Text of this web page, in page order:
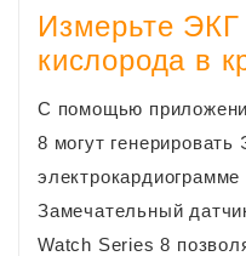
Измерьте ЭКГ
кислорода в
С помощью
8 могут
Замечательный
Watch Series 8